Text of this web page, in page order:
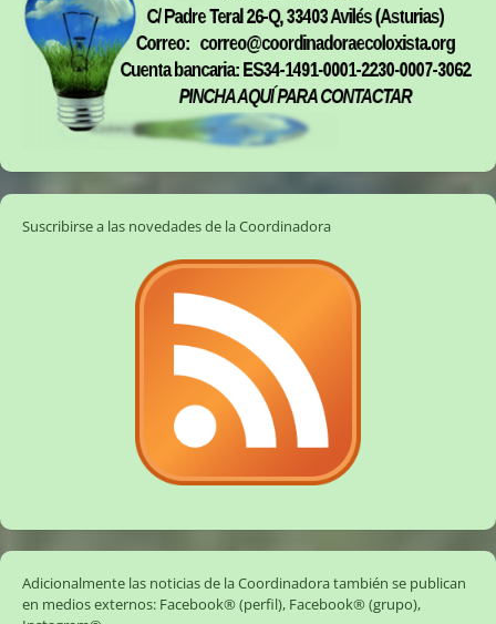
Suscribirse a las novedades de la Coordinadora
Adicionalmente las noticias de la Coordinadora también se publican
en medios externos: Facebook® (perfil), Facebook® (grupo),